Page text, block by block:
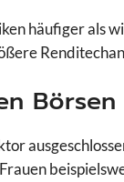
häufiger als